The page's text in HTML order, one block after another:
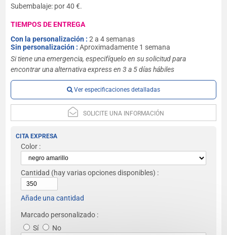
Subembalaje: por 40 €.
TIEMPOS DE ENTREGA
Con la personalización :2 a 4 semanas
Sin personalización :Aproximadamente 1 semana
Si tiene una emergencia, especifíquelo en su solicitud para
encontrar una alternativa express en 3 a 5 días hábiles
Ver especificaciones detalladas
SOLICITE UNA INFORMACIÓN
CITA EXPRESA
Color :
Cantidad (hay varias opciones disponibles) :
Añade una cantidad
Marcado personalizado :
Sí
No